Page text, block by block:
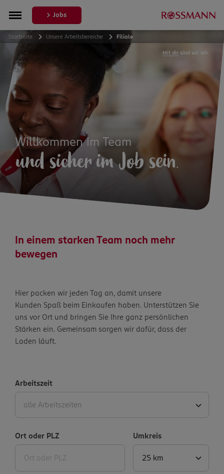
Jobs
Startseite Unsere Arbeitsbereiche Filiale
Mit dir sind wir wir.
Willkommen im Team
und sicher im Job sein.
In einem starken Team noch mehr
bewegen
Hier packen wir jeden Tag an, damit unsere
Kunden Spaß beim Einkaufen haben. Unterstützen Sie
uns vor Ort und bringen Sie Ihre ganz persönlichen
Stärken ein. Gemeinsam sorgen wir dafür, dass der
Laden läuft.
Arbeitszeit
alle Arbeitszeiten
Ort oder PLZ
Ort oder PLZ
Umkreis
25 km